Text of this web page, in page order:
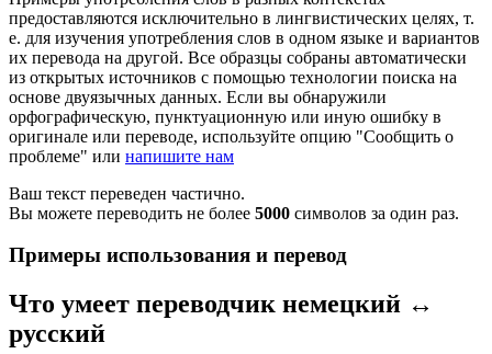
предоставляются исключительно в лингвистических целях, т.
е. для изучения употребления слов в одном языке и вариантов
их перевода на другой. Все образцы собраны автоматически
из открытых источников с помощью технологии поиска на
основе двуязычных данных. Если вы обнаружили
орфографическую, пунктуационную или иную ошибку в
оригинале или переводе, используйте опцию "Сообщить о
проблеме" или напишите нам
Ваш текст переведен частично.
Вы можете переводить не более 5000 символов за один раз.
Примеры использования и перевод
Что умеет переводчик немецкий ↔
русский